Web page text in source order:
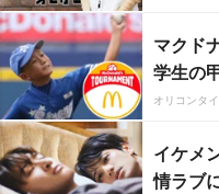
マクド
学生の
オリコンタ
イケメ
情ラブ